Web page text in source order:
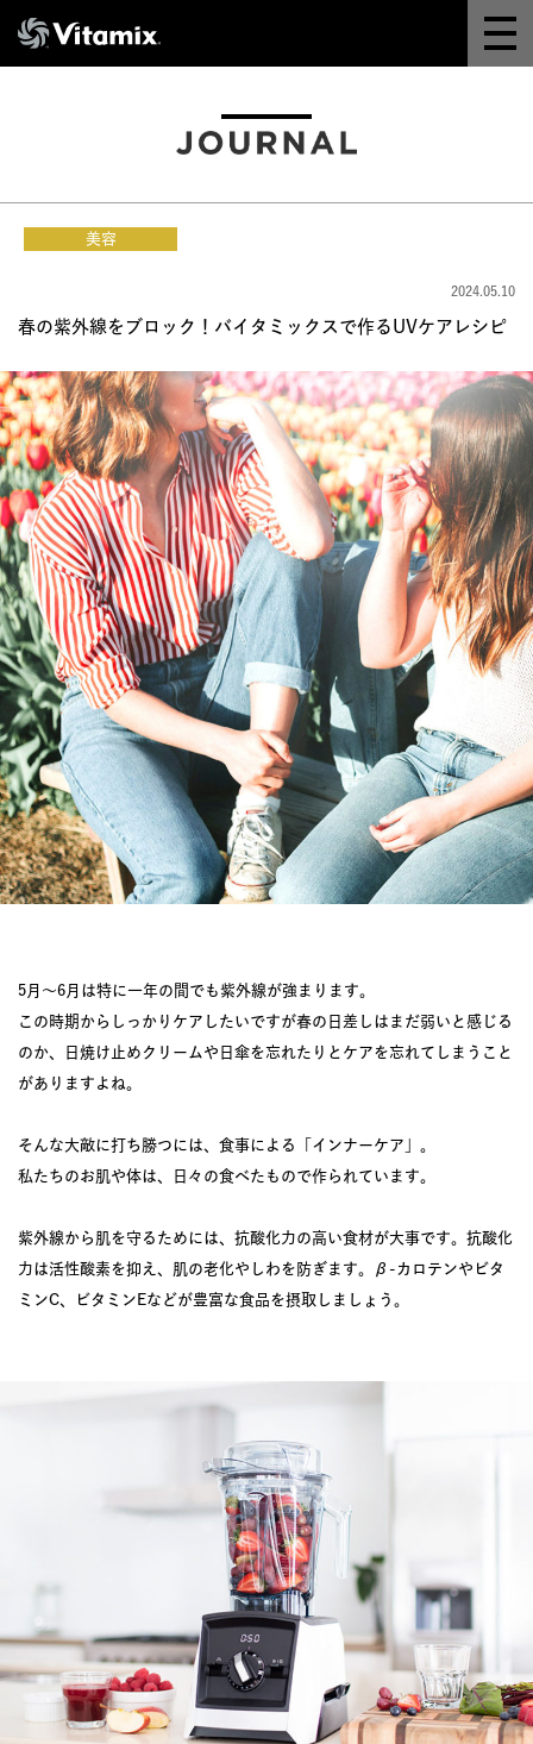
オンラインストア
レシピ
よくある質問
製品情報
JOURNAL
レビュー
美容
2024.05.10
春の紫外線をブロック！バイタミックスで作るUVケアレシピ
5月～6月は特に一年の間でも紫外線が強まります。
この時期からしっかりケアしたいですが春の日差しはまだ弱いと感じる
のか、日焼け止めクリームや日傘を忘れたりとケアを忘れてしまうこと
がありますよね。
そんな大敵に打ち勝つには、食事による「インナーケア」。
私たちのお肌や体は、日々の食べたもので作られています。
紫外線から肌を守るためには、抗酸化力の高い食材が大事です。抗酸化
力は活性酸素を抑え、肌の老化やしわを防ぎます。β-カロテンやビタ
ミンC、ビタミンEなどが豊富な食品を摂取しましょう。